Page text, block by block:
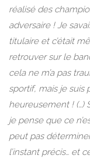
réalisé des
adversaire ! Je
titulaire et c’était
retrouver sur le
cela ne m’a pas
sportif, mais je suis
heureusement ! (…)
je pense que ce
peut pas
l’instant précis… et